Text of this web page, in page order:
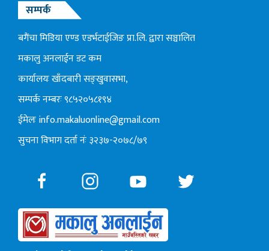
सम्पर्क
बगैंचा मिडिया एण्ड एडर्भटाईजिङ प्रा.लि. द्वारा सञ्चालित
मकालु अनलाईन डट कम
कार्यालयः खाँदबारी सङ्खुवासभा,
सम्पर्क नम्बरः ९८५२०५८१९४
ईमेलःinfo.makaluonline@gmail.com
सुचना विभाग दर्ता नंः ३२३७-२०७८/७९